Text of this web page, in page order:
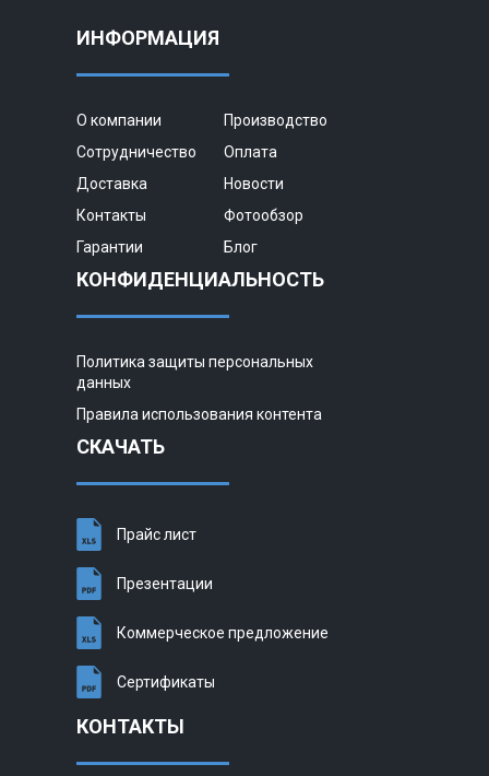
ИНФОРМАЦИЯ
О компании
Производство
Сотрудничество
Оплата
Доставка
Новости
Контакты
Фотообзор
Гарантии
Блог
КОНФИДЕНЦИАЛЬНОСТЬ
Политика защиты персональных
данных
Правила использования контента
СКАЧАТЬ
Прайс лист
Презентации
Коммерческое предложение
Сертификаты
КОНТАКТЫ